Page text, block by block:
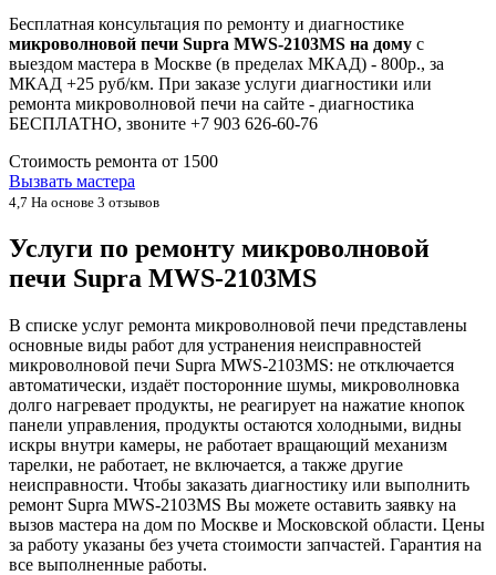
Бесплатная консультация по ремонту и диагностике
микроволновой печи Supra MWS-2103MS на дому с
выездом мастера в Москве (в пределах МКАД) - 800р., за
МКАД +25 руб/км. При заказе услуги диагностики или
ремонта микроволновой печи на сайте - диагностика
БЕСПЛАТНО, звоните +7 903 626-60-76
Стоимость ремонта от 1500
Вызвать мастера
4,7 На основе 3 отзывов
Услуги по ремонту микроволновой
печи Supra MWS-2103MS
В списке услуг ремонта микроволновой печи представлены
основные виды работ для устранения неисправностей
микроволновой печи Supra MWS-2103MS: не отключается
автоматически, издаёт посторонние шумы, микроволновка
долго нагревает продукты, не реагирует на нажатие кнопок
панели управления, продукты остаются холодными, видны
искры внутри камеры, не работает вращающий механизм
тарелки, не работает, не включается, а также другие
неисправности. Чтобы заказать диагностику или выполнить
ремонт Supra MWS-2103MS Вы можете оставить заявку на
вызов мастера на дом по Москве и Московской области. Цены
за работу указаны без учета стоимости запчастей. Гарантия на
все выполненные работы.